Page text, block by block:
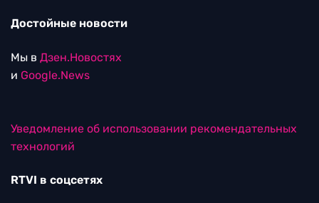
Достойные новости
Мы в Дзен.Новостях
и Google.News
Уведомление об использовании рекомендательных
технологий
RTVI в соцсетях